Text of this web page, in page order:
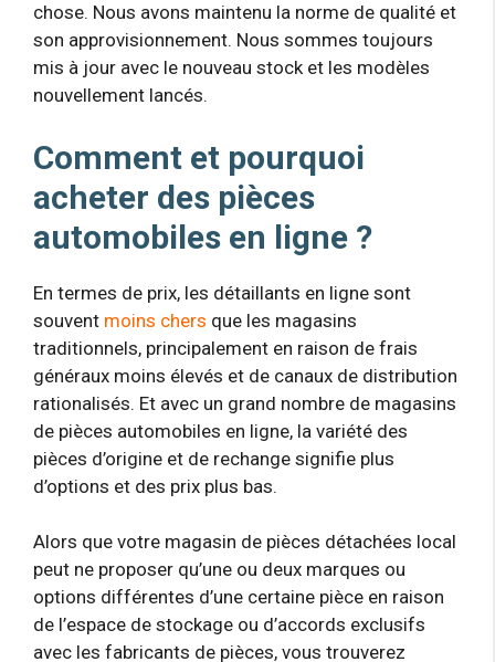
chose. Nous avons maintenu la norme de qualité et
son approvisionnement. Nous sommes toujours
mis à jour avec le nouveau stock et les modèles
nouvellement lancés.
Comment et pourquoi
acheter des pièces
automobiles en ligne ?
En termes de prix, les détaillants en ligne sont
souvent moins chers que les magasins
traditionnels, principalement en raison de frais
généraux moins élevés et de canaux de distribution
rationalisés. Et avec un grand nombre de magasins
de pièces automobiles en ligne, la variété des
pièces d’origine et de rechange signifie plus
d’options et des prix plus bas.
Alors que votre magasin de pièces détachées local
peut ne proposer qu’une ou deux marques ou
options différentes d’une certaine pièce en raison
de l’espace de stockage ou d’accords exclusifs
avec les fabricants de pièces, vous trouverez